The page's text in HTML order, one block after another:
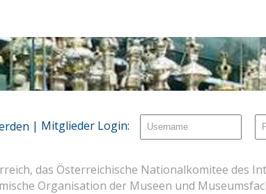
das Österreichische Nationalkomitee des
Organisation der Museen und
| Mitglieder Login: